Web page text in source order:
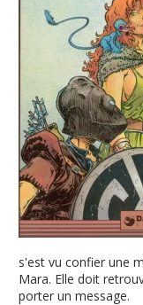
s'est vu confier une
Mara. Elle doit
porter un message.